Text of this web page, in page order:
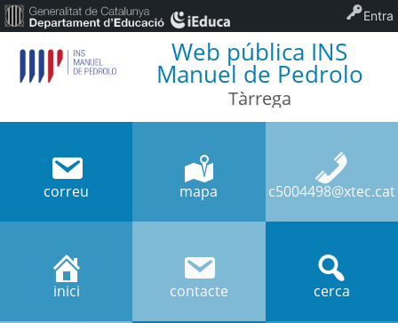
Web pública INS
Manuel de Pedrolo
Tàrrega
correu mapa c5004498@xtec.cat
inici contacte cerca
Entra